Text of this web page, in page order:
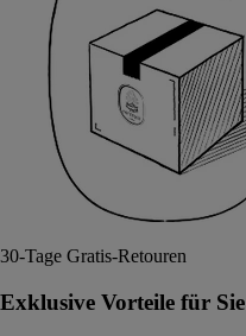
30-Tage Gratis-Retouren
Exklusive Vorteile für Sie